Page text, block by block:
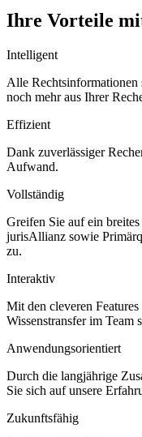
Ihre Vorteile
Intelligent
Alle Rechtsinformationen
noch mehr aus Ihrer
Effizient
Dank zuverlässiger
Aufwand.
Vollständig
Greifen Sie auf ein
jurisAllianz sowie
zu.
Interaktiv
Mit den cleveren
Wissenstransfer im Team
Anwendungsorientiert
Durch die langjährige
Sie sich auf unsere
Zukunftsfähig